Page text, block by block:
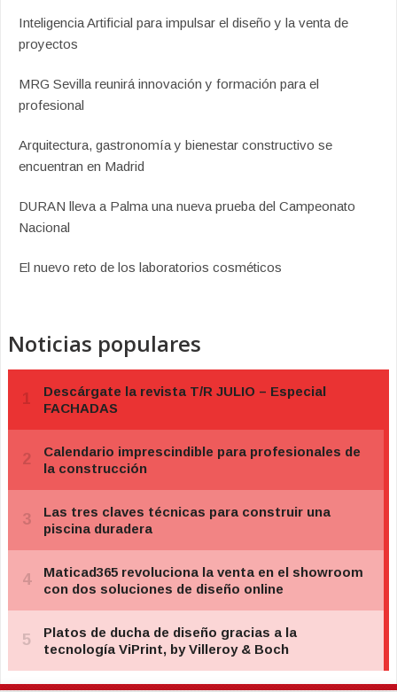
Inteligencia Artificial para impulsar el diseño y la venta de
proyectos
MRG Sevilla reunirá innovación y formación para el
profesional
Arquitectura, gastronomía y bienestar constructivo se
encuentran en Madrid
DURAN lleva a Palma una nueva prueba del Campeonato
Nacional
El nuevo reto de los laboratorios cosméticos
Noticias populares